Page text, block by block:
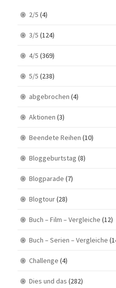
2/5 (4)
3/5 (124)
4/5 (369)
5/5 (238)
abgebrochen (4)
Aktionen (3)
Beendete Reihen (10)
Bloggeburtstag (8)
Blogparade (7)
Blogtour(28)
Buch – Film – Vergleiche (12)
Buch – Serien – Vergleiche
Challenge (4)
Dies und das (282)